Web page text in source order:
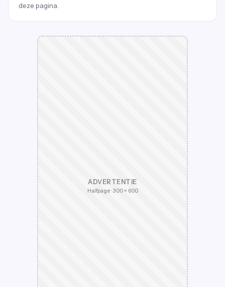
deze pagina.
ADVERTENTIE
Halfpage · 300 × 600